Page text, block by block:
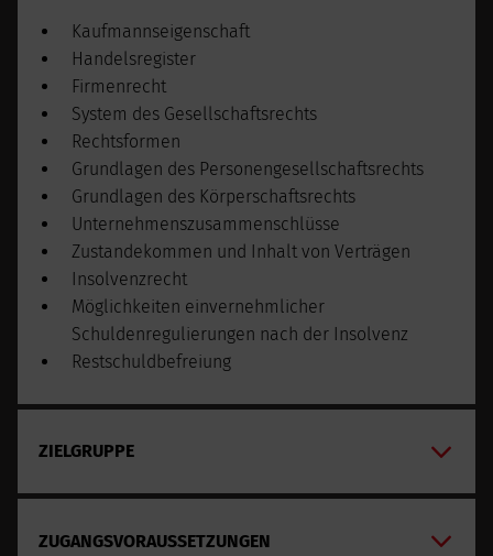
Kaufmannseigenschaft
Handelsregister
Firmenrecht
System des Gesellschaftsrechts
Rechtsformen
Grundlagen des Personengesellschaftsrechts
Grundlagen des Körperschaftsrechts
Unternehmenszusammenschlüsse
Zustandekommen und Inhalt von Verträgen
Insolvenzrecht
Möglichkeiten einvernehmlicher
Schuldenregulierungen nach der Insolvenz
Restschuldbefreiung
ZIELGRUPPE
ZUGANGSVORAUSSETZUNGEN